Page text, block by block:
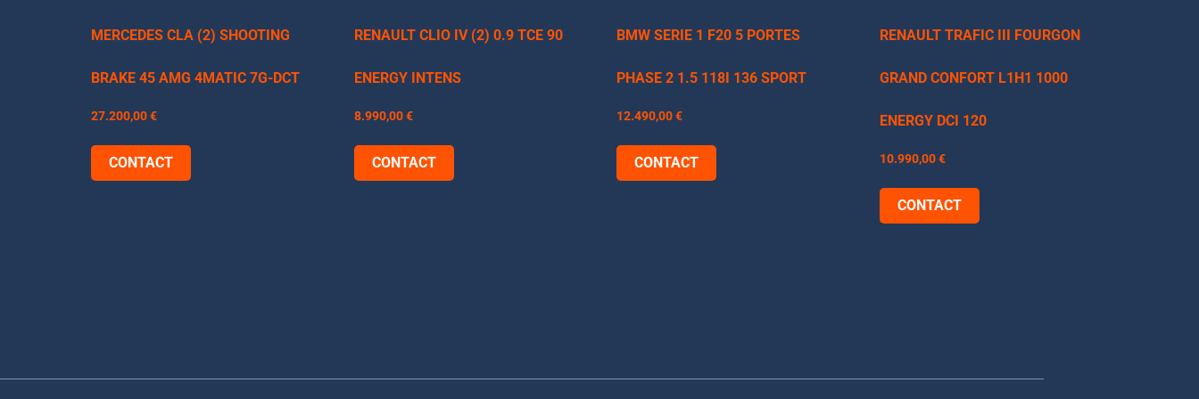
MERCEDES CLA (2) SHOOTING
BRAKE 45 AMG 4MATIC 7G-DCT
27.200,00€
CONTACT
RENAULT CLIO IV (2) 0.9 TCE 90
ENERGY INTENS
8.990,00€
CONTACT
BMW SERIE 1 F20 5 PORTES
PHASE 2 1.5 118I 136 SPORT
12.490,00€
CONTACT
RENAULT TRAFIC III FOURGON
GRAND CONFORT L1H1 1000
ENERGY DCI 120
10.990,00€
CONTACT